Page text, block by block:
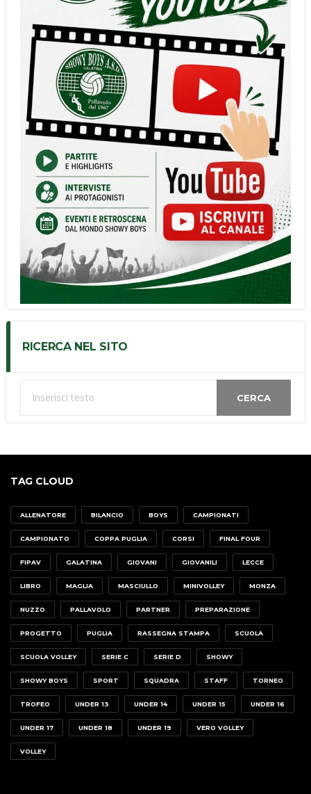
RICERCA NEL SITO
CERCA
TAG CLOUD
ALLENATORE BILANCIO BOYS CAMPIONATI
CAMPIONATO COPPA PUGLIA CORSI FINAL FOUR
FIPAV GALATINA GIOVANI GIOVANILI LECCE
LIBRO MAGLIA MASCIULLO MINIVOLLEY MONZA
NUZZO PALLAVOLO PARTNER PREPARAZIONE
PROGETTO PUGLIA RASSEGNA STAMPA SCUOLA
SCUOLA VOLLEY SERIE C SERIE D SHOWY
SHOWY BOYS SPORT SQUADRA STAFF TORNEO
TROFEO UNDER 13 UNDER 14 UNDER 15 UNDER 16
UNDER 17 UNDER 18 UNDER 19 VERO VOLLEY
VOLLEY